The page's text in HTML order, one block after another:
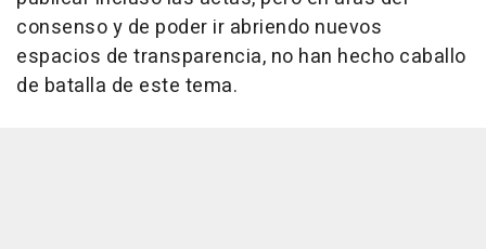
consenso y de poder ir abriendo nuevos
espacios de transparencia, no han hecho caballo
de batalla de este tema.